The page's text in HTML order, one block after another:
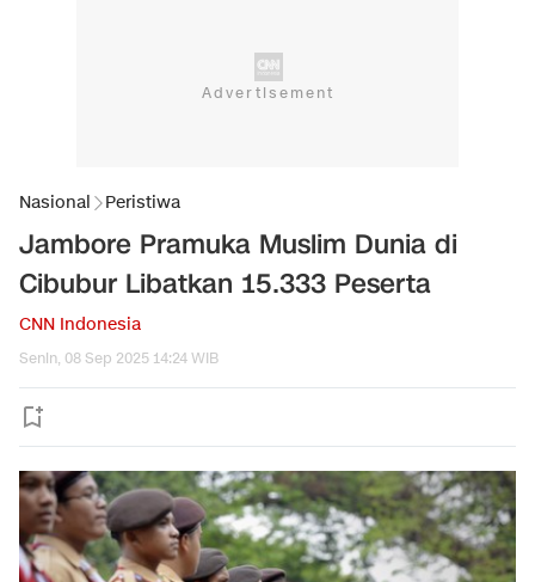
Nasional Peristiwa
Jambore Pramuka Muslim Dunia di
Cibubur Libatkan 15.333 Peserta
CNN Indonesia
Senin, 08 Sep 2025 14:24 WIB